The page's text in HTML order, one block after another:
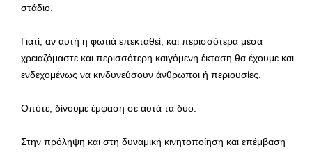
στάδιο.
Γιατί, αν αυτή η φωτιά επεκταθεί, και περισσότερα μέσα
χρειαζόμαστε και περισσότερη καιγόμενη έκταση θα έχουμε και
ενδεχομένως να κινδυνεύσουν άνθρωποι ή περιουσίες.
Οπότε, δίνουμε έμφαση σε αυτά τα δύο.
Στην πρόληψη και στη δυναμική κινητοποίηση και επέμβαση